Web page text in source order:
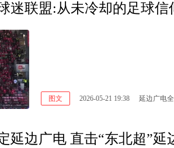
迷联盟:从未冷却的足球信
图文 2026-05-21 19:38 延边广电
延边广电 直击“东北超”